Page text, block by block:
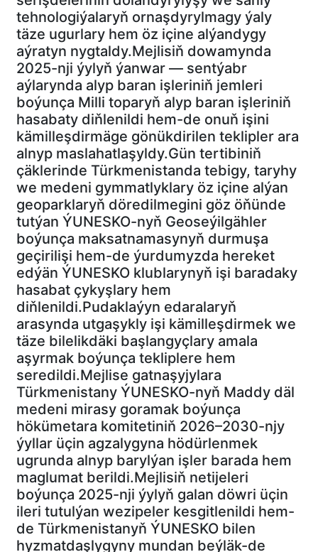
tehnologiýalaryň ornaşdyrylmagy ýaly
täze ugurlary hem öz içine alýandygy
aýratyn nygtaldy.Mejlisiň dowamynda
2025-nji ýylyň ýanwar — sentýabr
aýlarynda alyp baran işleriniň jemleri
boýunça Milli toparyň alyp baran işleriniň
hasabaty diňlenildi hem-de onuň işini
kämilleşdirmäge gönükdirilen teklipler ara
alnyp maslahatlaşyldy.Gün tertibiniň
çäklerinde Türkmenistanda tebigy, taryhy
we medeni gymmatlyklary öz içine alýan
geoparklaryň döredilmegini göz öňünde
tutýan ÝUNESKO-nyň Geoseýilgähler
boýunça maksatnamasynyň durmuşa
geçirilişi hem-de ýurdumyzda hereket
edýän ÝUNESKO klublarynyň işi baradaky
hasabat çykyşlary hem
diňlenildi.Pudaklaýyn edaralaryň
arasynda utgaşykly işi kämilleşdirmek we
täze bilelikdäki başlangyçlary amala
aşyrmak boýunça tekliplere hem
seredildi.Mejlise gatnaşyjylara
Türkmenistany ÝUNESKO-nyň Maddy däl
medeni mirasy goramak boýunça
hökümetara komitetiniň 2026–2030-njy
ýyllar üçin agzalygyna hödürlenmek
ugrunda alnyp barylýan işler barada hem
maglumat berildi.Mejlisiň netijeleri
boýunça 2025-nji ýylyň galan döwri üçin
ileri tutulýan wezipeler kesgitlenildi hem-
de Türkmenistanyň ÝUNESKO bilen
hyzmatdaşlygyny mundan beýläk-de